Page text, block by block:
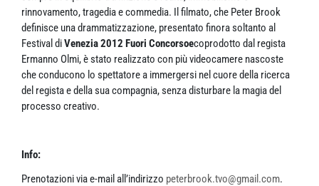
rinnovamento, tragedia e commedia. Il filmato, che Peter Brook
definisce una drammatizzazione, presentato finora soltanto al
Festival diVenezia 2012 Fuori Concorsoecoprodotto dal regista
Ermanno Olmi, è stato realizzato con più videocamere nascoste
che conducono lo spettatore a immergersi nel cuore della ricerca
del regista e della sua compagnia, senza disturbare la magia del
processo creativo.
Info:
Prenotazioni via e-mail all’indirizzo peterbrook.tvo@gmail.com.